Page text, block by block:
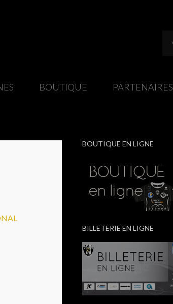
BOUTIQUE PARTENAIRES
BOUTIQUE EN LIGNE
BILLETERIE EN LIGNE